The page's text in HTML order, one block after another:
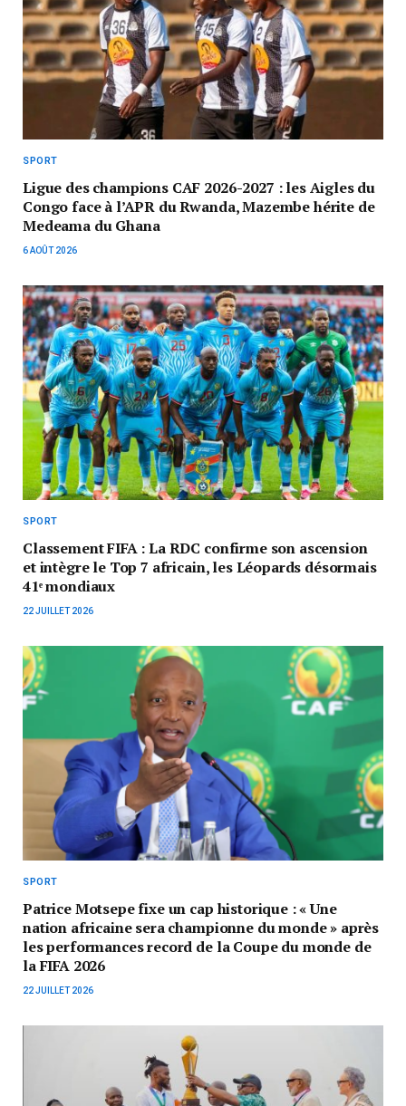
SPORT
Ligue des champions CAF 2026-2027 : les Aigles du
Congo face à l’APR du Rwanda, Mazembe hérite de
Medeama du Ghana
6 AOÛT 2026
SPORT
Classement FIFA : La RDC confirme son ascension
et intègre le Top 7 africain, les Léopards désormais
41ᵉ mondiaux
22 JUILLET 2026
SPORT
Patrice Motsepe fixe un cap historique : « Une
nation africaine sera championne du monde » après
les performances record de la Coupe du monde de
la FIFA 2026
22 JUILLET 2026